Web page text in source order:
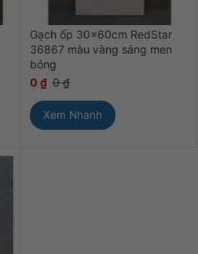
Gạch ốp 30x60cm RedStar
36867 màu vàng sáng men
bóng
0 ₫ 0₫
Xem Nhanh